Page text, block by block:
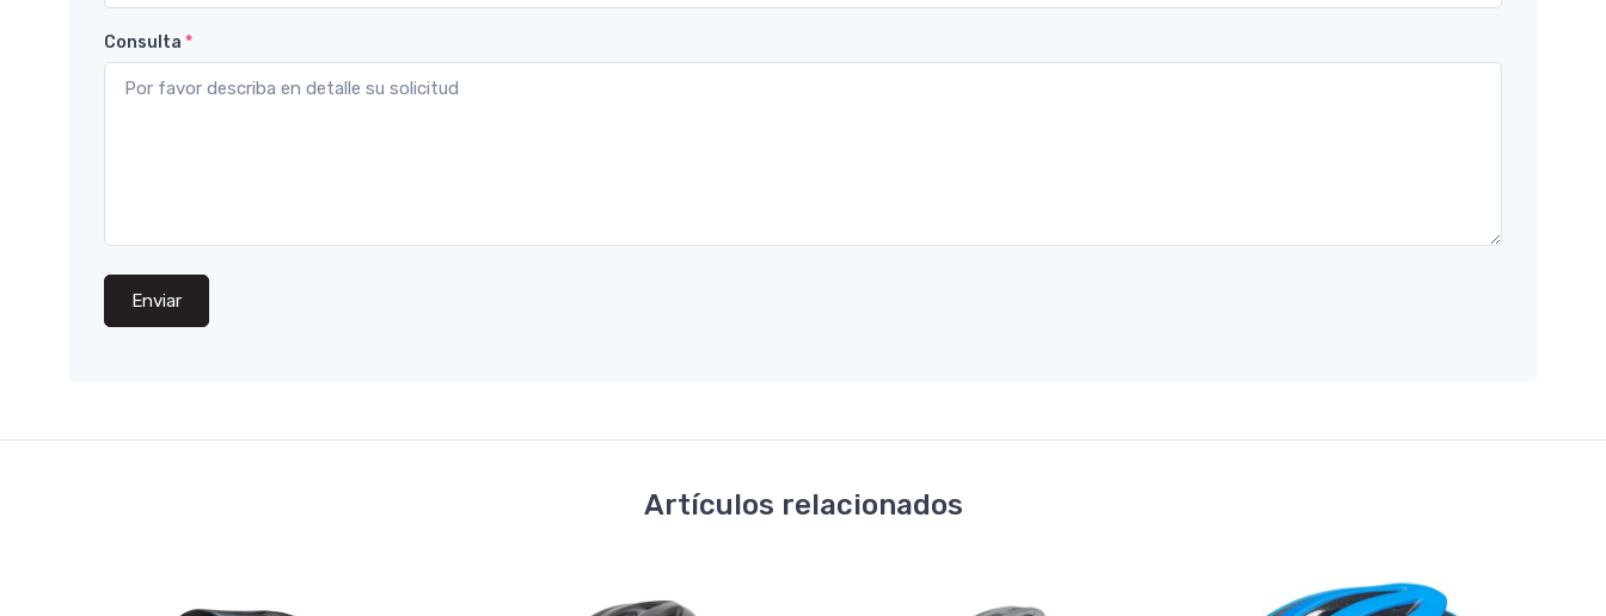
Consulta *
Enviar
Artículos relacionados